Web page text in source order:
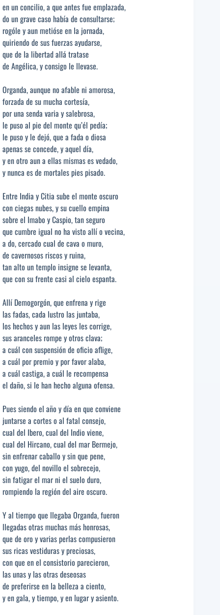
en un concilio, a que antes fue emplazada,
do un grave caso había de consultarse;
rogóle y aun metióse en la jornada,
quiriendo de sus fuerzas ayudarse,
que de la libertad allá tratase
de Angélica, y consigo le llevase.
Organda, aunque no afable ni amorosa,
forzada de su mucha cortesía,
por una senda varia y salebrosa,
le puso al pie del monte qu’él pedía;
le puso y le dejó, que a fada o diosa
apenas se concede, y aquel día,
y en otro aun a ellas mismas es vedado,
y nunca es de mortales pies pisado.
Entre India y Citia sube el monte oscuro
con ciegas nubes, y su cuello empina
sobre el Imabo y Caspio, tan seguro
que cumbre igual no ha visto allí o vecina,
a do, cercado cual de cava o muro,
de cavernosos riscos y ruina,
tan alto un templo insigne se levanta,
que con su frente casi al cielo espanta.
Allí Demogorgón, que enfrena y rige
las fadas, cada lustro las juntaba,
los hechos y aun las leyes les corrige,
sus aranceles rompe y otros clava;
a cuál con suspensión de oficio aflige,
a cuál por premio y por favor alaba,
a cuál castiga, a cuál le recompensa
el daño, si le han hecho alguna ofensa.
Pues siendo el año y día en que conviene
juntarse a cortes o al fatal consejo,
cual del Ibero, cual del Indio viene,
cual del Hircano, cual del mar Bermejo,
sin enfrenar caballo y sin que pene,
con yugo, del novillo el sobrecejo,
sin fatigar el mar ni el suelo duro,
rompiendo la región del aire oscuro.
Y al tiempo que llegaba Organda, fueron
llegadas otras muchas más honrosas,
que de oro y varias perlas compusieron
sus ricas vestiduras y preciosas,
con que en el consistorio parecieron,
las unas y las otras deseosas
de preferirse en la belleza a ciento,
y en gala, y tiempo, y en lugar y asiento.